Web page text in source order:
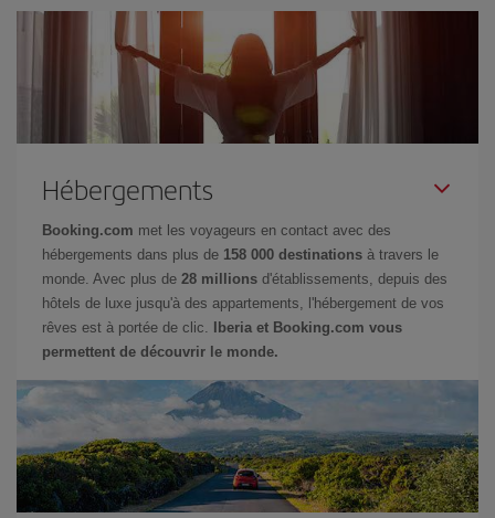
Hébergements
Booking.com met les voyageurs en contact avec des
hébergements dans plus de 158 000 destinations à travers le
monde. Avec plus de 28 millions d'établissements, depuis des
hôtels de luxe jusqu'à des appartements, l'hébergement de vos
rêves est à portée de clic.
Iberia et Booking.com vous
permettent de découvrir le monde.